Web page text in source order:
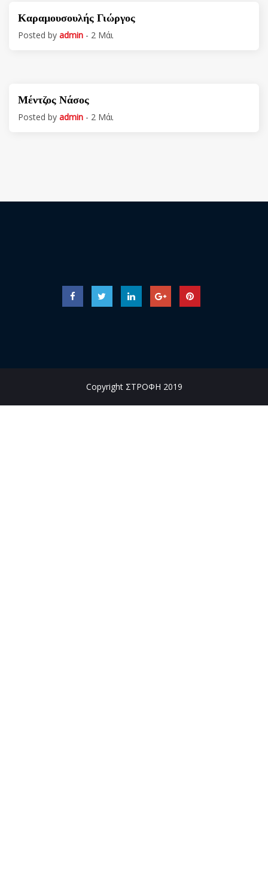
Καραμουσουλής Γιώργος
Posted by admin - 2 Μάι
Μέντζος Νάσος
Posted by admin - 2 Μάι
Copyright ΣΤΡΟΦΗ 2019